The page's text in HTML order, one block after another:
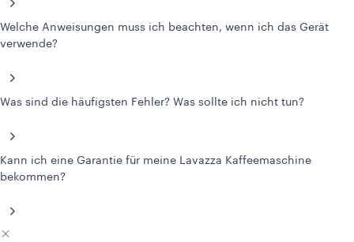
Welche Anweisungen muss ich beachten, wenn ich das Gerät
verwende?
Was sind die häufigsten Fehler? Was sollte ich nicht tun?
Kann ich eine Garantie für meine Lavazza Kaffeemaschine
bekommen?